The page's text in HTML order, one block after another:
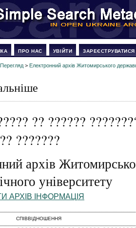
ПРО НАС УВІЙТИ ЗАРЕЄСТРУВАТИСЯ
Перегляд > Електронний архів Житомирського
?? ??????
???????
архів
університету
АРХІВ ІНФОРМАЦІЯ
СПІВВІДНОШЕННЯ